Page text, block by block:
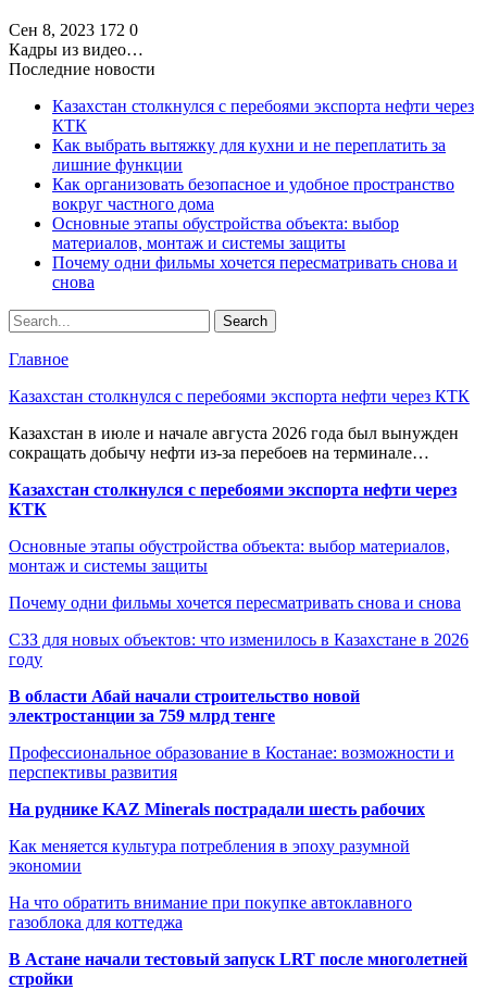
Сен 8, 2023 172 0
Кадры из видео…
Последние новости
Казахстан столкнулся с перебоями экспорта нефти через
КТК
Как выбрать вытяжку для кухни и не переплатить за
лишние функции
Как организовать безопасное и удобное пространство
вокруг частного дома
Основные этапы обустройства объекта: выбор
материалов, монтаж и системы защиты
Почему одни фильмы хочется пересматривать снова и
снова
Главное
Казахстан столкнулся с перебоями экспорта нефти через КТК
Казахстан в июле и начале августа 2026 года был вынужден
сокращать добычу нефти из-за перебоев на терминале…
Казахстан столкнулся с перебоями экспорта нефти через
КТК
Основные этапы обустройства объекта: выбор материалов,
монтаж и системы защиты
Почему одни фильмы хочется пересматривать снова и снова
СЗЗ для новых объектов: что изменилось в Казахстане в 2026
году
В области Абай начали строительство новой
электростанции за 759 млрд тенге
Профессиональное образование в Костанае: возможности и
перспективы развития
На руднике KAZ Minerals пострадали шесть рабочих
Как меняется культура потребления в эпоху разумной
экономии
На что обратить внимание при покупке автоклавного
газоблока для коттеджа
В Астане начали тестовый запуск LRT после многолетней
стройки